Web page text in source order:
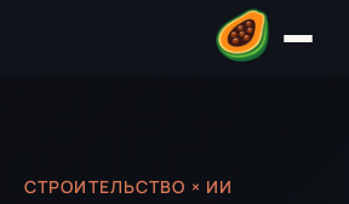
СТРОИТЕЛЬСТВО × ИИ